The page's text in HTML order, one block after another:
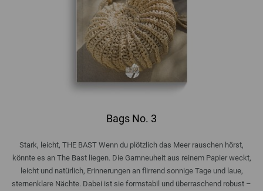
Bags No. 3
Stark, leicht, THE BAST Wenn du plötzlich das Meer rauschen hörst,
könnte es an The Bast liegen. Die Garnneuheit aus reinem Papier weckt,
leicht und natürlich, Erinnerungen an flirrend sonnige Tage und laue,
sternenklare Nächte. Dabei ist sie formstabil und überraschend robust –